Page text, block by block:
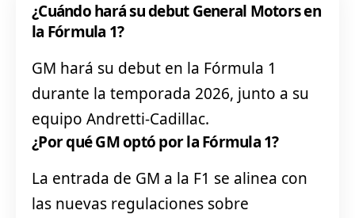
¿Cuándo hará su debut General Motors en
la Fórmula 1?
GM hará su debut en la Fórmula 1
durante la temporada 2026, junto a su
equipo Andretti-Cadillac.
¿Por qué GM optó por la Fórmula 1?
La entrada de GM a la F1 se alinea con
las nuevas regulaciones sobre